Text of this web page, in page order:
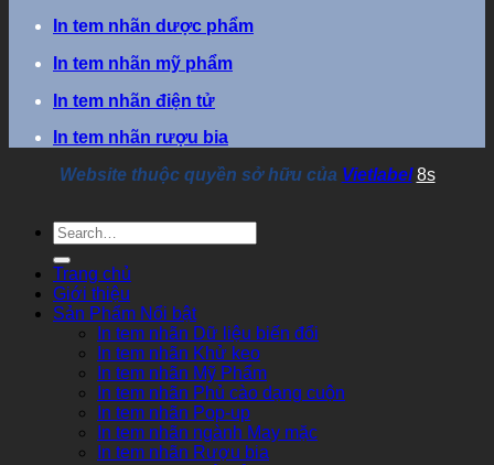
In tem nhãn dược phẩm
In tem nhãn mỹ phẩm
In tem nhãn điện tử
In tem nhãn rượu bia
Website thuộc quyền sở hữu của Vietlabel 8s
Trang chủ
Giới thiệu
Sản Phẩm Nổi bật
In tem nhãn Dữ liệu biến đổi
In tem nhãn Khử keo
In tem nhãn Mỹ Phẩm
In tem nhãn Phủ cào dạng cuộn
In tem nhãn Pop-up
In tem nhãn ngành May mặc
In tem nhãn Rượu bia